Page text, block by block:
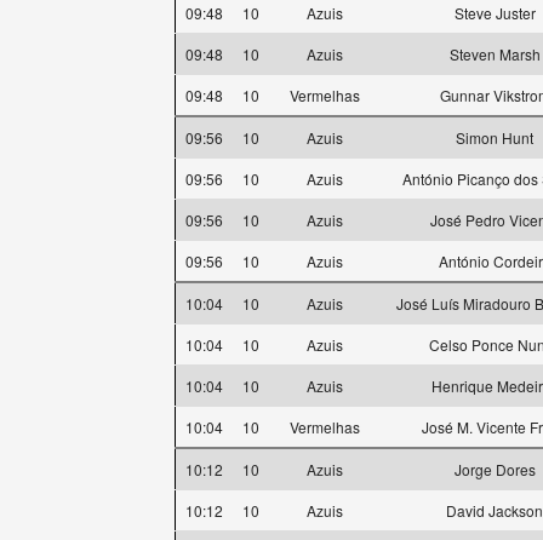
09:48
10 Azuis
Steve Juster
09:48
10 Azuis
Steven Marsh
09:48
10 Vermelhas Gunnar
09:56 10 Azuis
Simon Hunt
09:56
10 Azuis
António Picanço dos
09:56
10 Azuis
José Pedro
09:56
10 Azuis António
10:04 10 Azuis
José Luís Miradouro
10:04
10 Azuis
Celso Ponce
10:04
10 Azuis
Henrique
10:04
10 Vermelhas José M. Vicente
10:12 10 Azuis
Jorge Dores
10:12
10 Azuis
David Jackson